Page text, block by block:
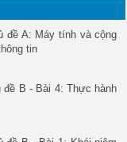
đề A: Máy tính và cộng
tin
đề B - Bài 4: Thực hành